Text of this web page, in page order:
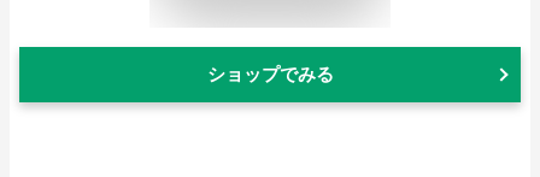
ショップでみる